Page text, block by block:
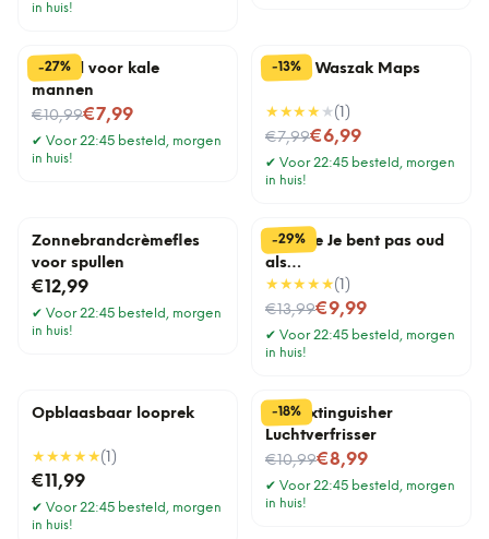
in huis!
-27%
Borstel voor kale
mannen
€10,99
Nu voor€7,99
✔ Voor 22:45 besteld, morgen
in huis!
-13%
Travel Waszak Maps
★★★★ ★( 1 )
€7,99
Nu voor€6,99
✔ Voor 22:45 besteld, morgen
in huis!
Zonnebrandcrèmefles
voor spullen
€12,99
✔ Voor 22:45 besteld, morgen
in huis!
-29%
Tegeltje Je bent pas oud
als…
★★★★★( 1 )
€13,99
Nu voor€9,99
✔ Voor 22:45 besteld, morgen
in huis!
Opblaasbaar looprek
★★★★★( 1 )
€11,99
✔ Voor 22:45 besteld, morgen
in huis!
-18%
Fart Extinguisher
Luchtverfrisser
€10,99
Nu voor€8,99
✔ Voor 22:45 besteld, morgen
in huis!